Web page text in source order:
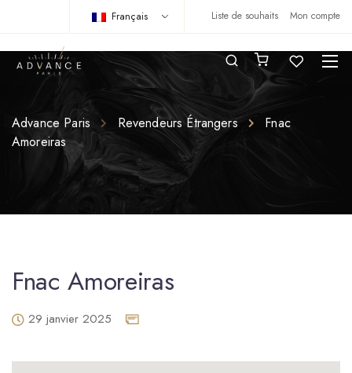
Liste de souhaits Mon compte
Français
Advance Paris Revendeurs Étrangers
Fnac
Amoreiras
Fnac Amoreiras
29 janvier 2025